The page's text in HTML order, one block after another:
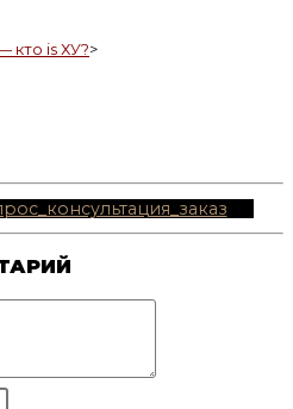
кто is ХУ?>